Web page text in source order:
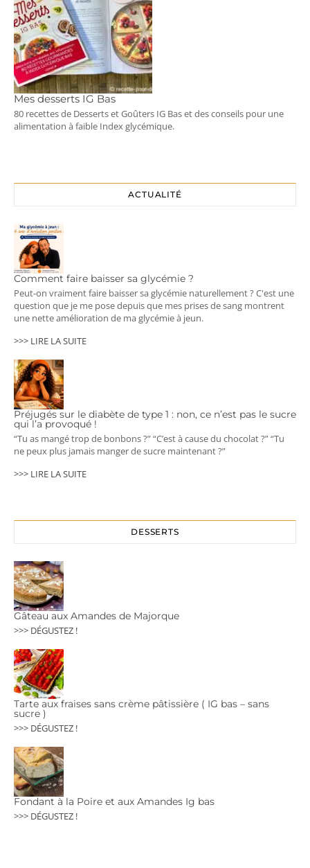
Mes desserts IG Bas
80 recettes de Desserts et Goûters IG Bas et des conseils pour une
alimentation à faible Index glycémique.
ACTUALITÉ
Comment faire baisser sa glycémie ?
Peut-on vraiment faire baisser sa glycémie naturellement ? C'est une
question que je me pose depuis que mes prises de sang montrent
une nette amélioration de ma glycémie à jeun.
>>> LIRE LA SUITE
Préjugés sur le diabète de type 1 : non, ce n’est pas le sucre
qui l’a provoqué !
“Tu as mangé trop de bonbons ?” “C’est à cause du chocolat ?” “Tu
ne peux plus jamais manger de sucre maintenant ?”
>>> LIRE LA SUITE
DESSERTS
Gâteau aux Amandes de Majorque
>>> DÉGUSTEZ !
Tarte aux fraises sans crème pâtissière ( IG bas – sans
sucre )
>>> DÉGUSTEZ !
Fondant à la Poire et aux Amandes Ig bas
>>> DÉGUSTEZ !